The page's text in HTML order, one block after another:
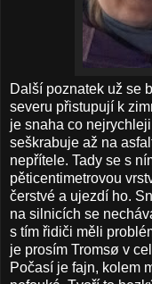
Další poznatek už se
severu přistupují k
je snaha co
seškrabuje až na
nepřítele. Tady se s
pěticentimetrovou
čerstvé a ujezdí ho.
na silnicích se
s tím řidiči měli
je prosím Tromsø v
Počasí je fajn, kolem